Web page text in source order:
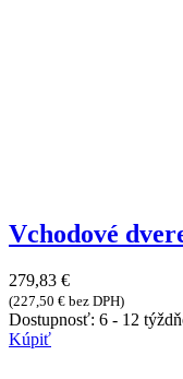
Vchodové
279,83 €
(227,50 € bez DPH)
Dostupnosť: 6 - 12
Kúpiť